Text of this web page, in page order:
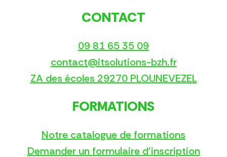
CONTACT
09 81 65 35 09
contact@itsolutions-bzh.fr
ZA des écoles 29270 PLOUNEVEZEL
FORMATIONS
Notre catalogue de formations
Demander un formulaire d’inscription